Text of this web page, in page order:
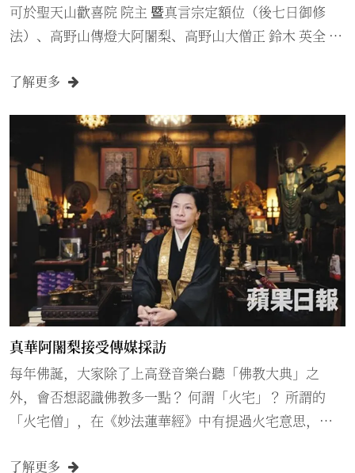
可於聖天山歡喜院 院主 暨真言宗定額位（後七日御修
法）、高野山傳燈大阿闍梨、高野山大僧正 鈴木 英全 得
英全大聖歡喜天行者，認可建立香港別院 歡喜堂。不慧
之心，於2020年6月15日成立 蓮華定院香港別院之大聖歡
喜堂，洒淨畢，隨即啓壇御本尊秘法祈修，功德迴向法
界迴向大菩提。
了解更多
真華阿闍梨接受傳媒採訪
每年佛誕，大家除了上高登音樂台聽「佛教大典」之
外，會否想認識佛教多一點？ 何謂「火宅」？ 所謂的
「火宅僧」，在《妙法蓮華經》中有提過火宅意思，就
依然懵然不知，只是一直在貪圖逸樂。而「火宅僧」，
了解更多